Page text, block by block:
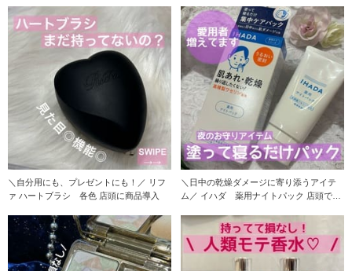
＼自分用にも、プレゼントにも！／ リフ
ァ ハートブラシ 各色 店頭に商品導入
＼日中の乾燥ダメージに寄り添うアイテ
ム／ イハダ 薬用ナイトパック 店頭でも